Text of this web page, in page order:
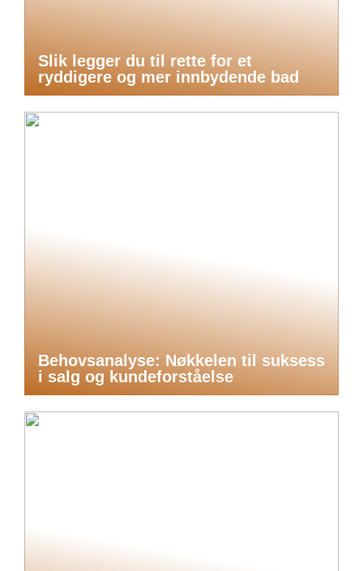
Slik legger du til rette for et
ryddigere og mer innbydende bad
Behovsanalyse: Nøkkelen til suksess
i salg og kundeforståelse